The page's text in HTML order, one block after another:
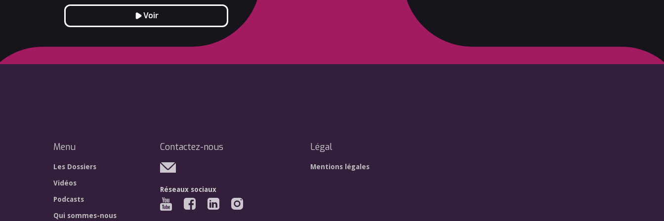
Voir
Menu
Les Dossiers
Vidéos
Podcasts
Qui sommes-nous
Contactez-nous
Réseaux sociaux
Légal
Mentions légales